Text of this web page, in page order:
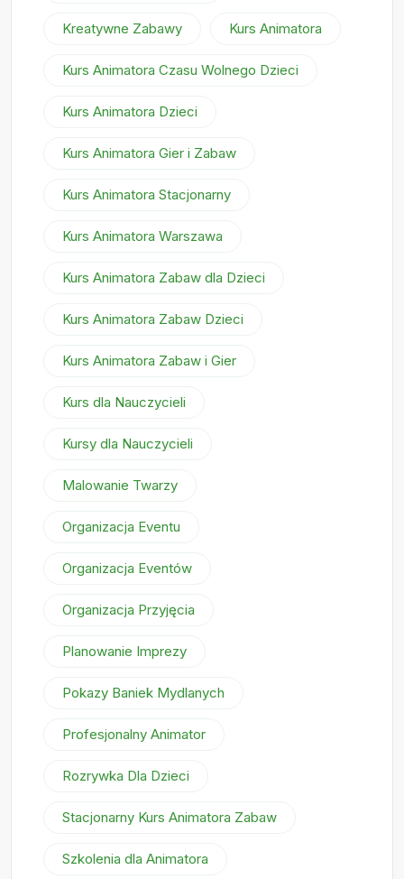
Kreatywne Zabawy Kurs Animatora
Kurs Animatora Czasu Wolnego Dzieci
Kurs Animatora Dzieci
Kurs Animatora Gier i Zabaw
Kurs Animatora Stacjonarny
Kurs Animatora Warszawa
Kurs Animatora Zabaw dla Dzieci
Kurs Animatora Zabaw Dzieci
Kurs Animatora Zabaw i Gier
Kurs dla Nauczycieli
Kursy dla Nauczycieli
Malowanie Twarzy
Organizacja Eventu
Organizacja Eventów
Organizacja Przyjęcia
Planowanie Imprezy
Pokazy Baniek Mydlanych
Profesjonalny Animator
Rozrywka Dla Dzieci
Stacjonarny Kurs Animatora Zabaw
Szkolenia dla Animatora